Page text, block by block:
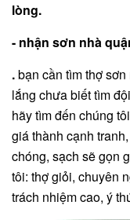
lòng.
- nhận sơn nhà
.bạn cần tìm thợ
lắng chưa biết tìm
hãy tìm đến chúng
giá thành cạnh
chóng, sạch sẽ gọn
tôi: thợ giỏi, chuyên
trách nhiệm cao, ý